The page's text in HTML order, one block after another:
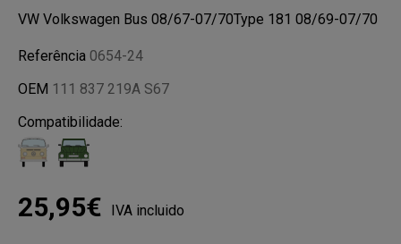
VW Volkswagen Bus 08/67-07/70Type 181 08/69-07/70
Referência 0654-24
OEM 111 837 219A S67
Compatibilidade:
25,95€ IVA incluido